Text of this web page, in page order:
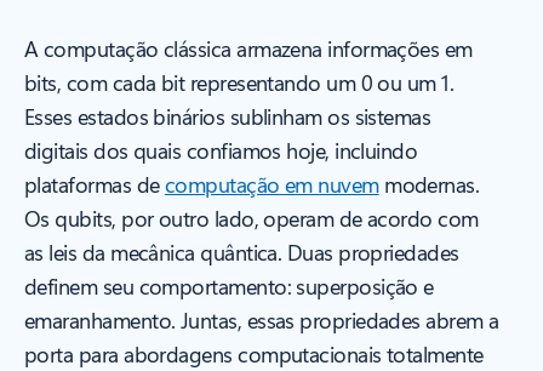
A computação clássica armazena informações em
bits, com cada bit representando um 0 ou um 1.
Esses estados binários sublinham os sistemas
digitais dos quais confiamos hoje, incluindo
plataformas decomputação em nuvemmodernas.
Os qubits, por outro lado, operam de acordo com
as leis da mecânica quântica. Duas propriedades
definem seu comportamento: superposição e
emaranhamento. Juntas, essas propriedades abrem a
porta para abordagens computacionais totalmente